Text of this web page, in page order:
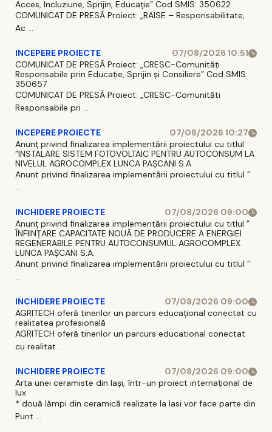
Acces, Incluziune, Sprijin, Educație” Cod SMIS: 350622
COMUNICAT DE PRESĂ Proiect: „RAISE – Responsabilitate,
Ac ...
INCEPERE PROIECTE
07/08/2026 10:51
COMUNICAT DE PRESĂ Proiect: „CRESC-Comunități
Responsabile prin Educație, Sprijin și Consiliere” Cod SMIS:
350657
COMUNICAT DE PRESĂ Proiect: „CRESC-Comunităti
Responsabile pri ...
INCEPERE PROIECTE
07/08/2026 10:27
Anunț privind finalizarea implementării proiectului cu titlul
”INSTALARE SISTEM FOTOVOLTAIC PENTRU AUTOCONSUM LA
NIVELUL AGROCOMPLEX LUNCA PAȘCANI S.A
Anunt privind finalizarea implementării proiectului cu titlul ”
...
INCHIDERE PROIECTE
07/08/2026 09:00
Anunț privind finalizarea implementării proiectului cu titlul ”
ÎNFIINȚARE CAPACITATE NOUĂ DE PRODUCERE A ENERGIEI
REGENERABILE PENTRU AUTOCONSUMUL AGROCOMPLEX
LUNCA PAȘCANI S.A.
Anunt privind finalizarea implementării proiectului cu titlul ”
...
INCHIDERE PROIECTE
07/08/2026 09:00
AGRITECH oferă tinerilor un parcurs educațional conectat cu
realitatea profesională
AGRITECH oferă tinerilor un parcurs educational conectat
cu realitat ...
INCHIDERE PROIECTE
07/08/2026 09:00
Arta unei ceramiste din Iași, într-un proiect internațional de
lux
* două lămpi din ceramică realizate la Iasi vor face parte din
Punt ...